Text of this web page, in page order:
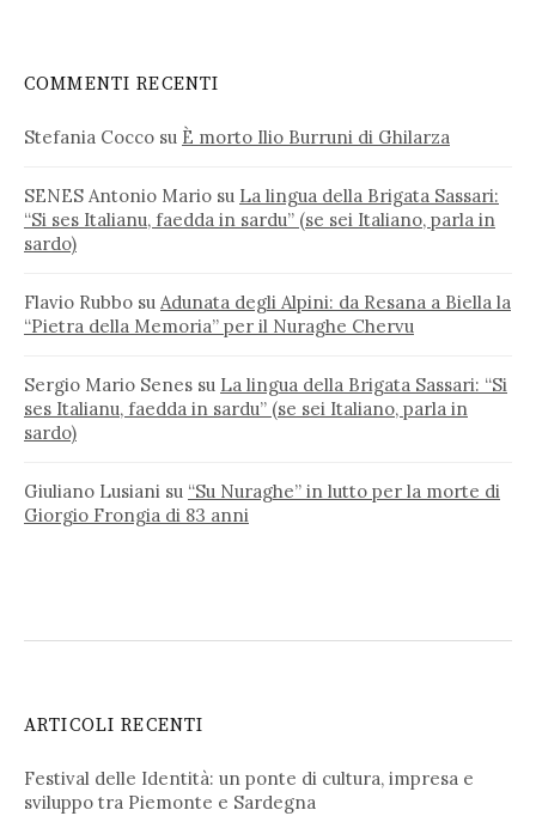
COMMENTI RECENTI
Stefania Cocco su È morto Ilio Burruni di Ghilarza
SENES Antonio Mario su La lingua della Brigata Sassari:
“Si ses Italianu, faedda in sardu” (se sei Italiano, parla in
sardo)
Flavio Rubbo su Adunata degli Alpini: da Resana a Biella la
“Pietra della Memoria” per il Nuraghe Chervu
Sergio Mario Senes su La lingua della Brigata Sassari: “Si
ses Italianu, faedda in sardu” (se sei Italiano, parla in
sardo)
Giuliano Lusiani su “Su Nuraghe” in lutto per la morte di
Giorgio Frongia di 83 anni
ARTICOLI RECENTI
Festival delle Identità: un ponte di cultura, impresa e
sviluppo tra Piemonte e Sardegna